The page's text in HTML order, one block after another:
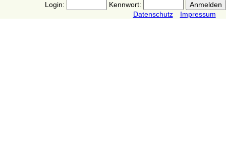
Login:
Kennwort:
Datenschutz
Impressum